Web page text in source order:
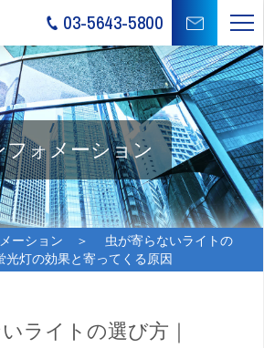
03-5643-5800
フォメーション
ーション ＞ 虫が寄らないライトの
光灯の効果と寄ってくる原因
ライトの選び方｜